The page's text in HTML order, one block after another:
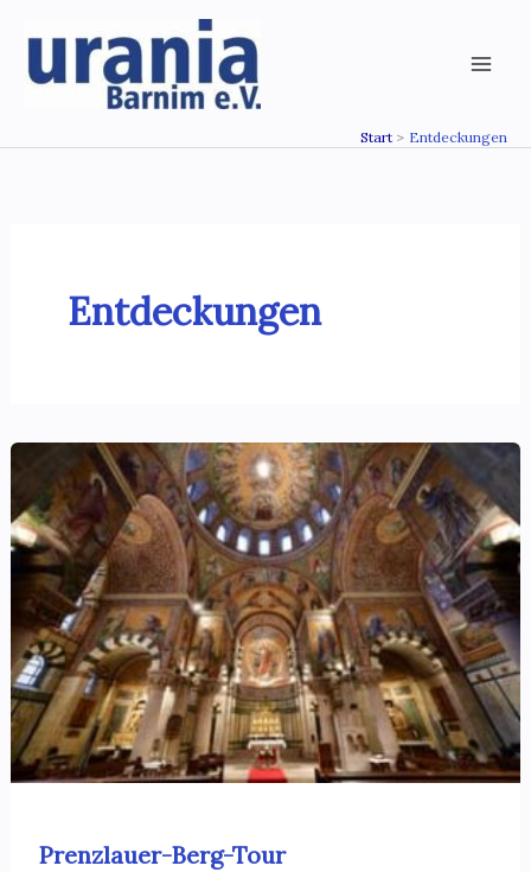
Inhalt
springen
Start Entdeckungen
Entdeckungen
Prenzlauer-Berg-Tour